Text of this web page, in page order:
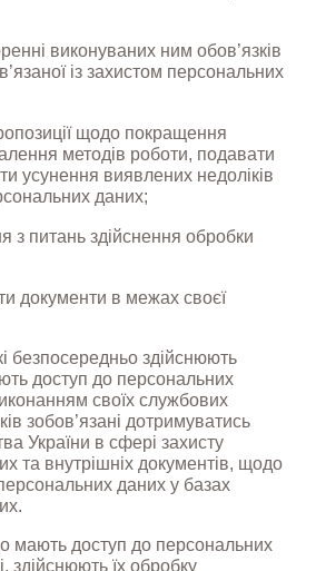
виконуваних ним обов’язків
із захистом персональних
щодо покращення
методів роботи, подавати
усунення виявлених недоліків
даних;
з питань здійснення обробки
документи в межах своєї
безпосередньо здійснюють
доступ до персональних
своїх службових
зобов’язані дотримуватись
України в сфері захисту
та внутрішніх документів, щодо
даних у базах
мають доступ до персональних
здійснюють їх обробку